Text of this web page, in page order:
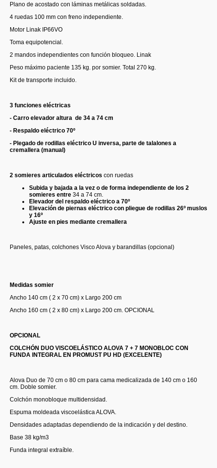
Plano de acostado con láminas metálicas soldadas.
4 ruedas 100 mm con freno independiente.
Motor Linak IP66VO
Toma equipotencial.
2 mandos independientes con función bloqueo. Linak
Peso máximo paciente 135 kg. por somier. Total 270 kg.
Kit de transporte incluido.
3 funciones eléctricas
- Carro elevador altura de 34 a 74 cm
- Respaldo eléctrico 70º
- Plegado de rodillas eléctrico U inversa, parte de talalones a
cremallera (manual)
2 somieres articulados eléctricos con ruedas
Subida y bajada a la vez o de forma independiente de los 2
somieres entre 34 a 74 cm.
Elevador del respaldo eléctrico a 70º
Elevación de piernas eléctrico con pliegue de rodillas 26º muslos
y 16º
Ajuste en pies mediante cremallera
Paneles, patas, colchones Visco Alova y barandillas (opcional)
Medidas somier
Ancho 140 cm ( 2 x 70 cm) x Largo 200 cm
Ancho 160 cm ( 2 x 80 cm) x Largo 200 cm. OPCIONAL
OPCIONAL
COLCHÓN DUO VISCOELÁSTICO ALOVA 7 + 7 MONOBLOC CON
FUNDA INTEGRAL EN PROMUST PU HD (EXCELENTE)
Alova Duo de 70 cm o 80 cm para cama medicalizada de 140 cm o 160
cm. Doble somier.
Colchón monobloque multidensidad.
Espuma moldeada viscoelástica ALOVA.
Densidades adaptadas dependiendo de la indicación y del destino.
Base 38 kg/m3
Funda integral extraíble.